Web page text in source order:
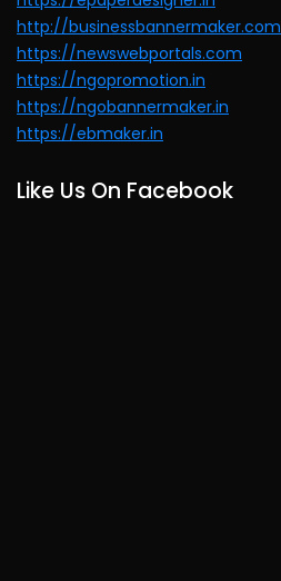
http://businessbannermaker.com
https://newswebportals.com
https://ngopromotion.in
https://ngobannermaker.in
https://ebmaker.in
Like Us On Facebook